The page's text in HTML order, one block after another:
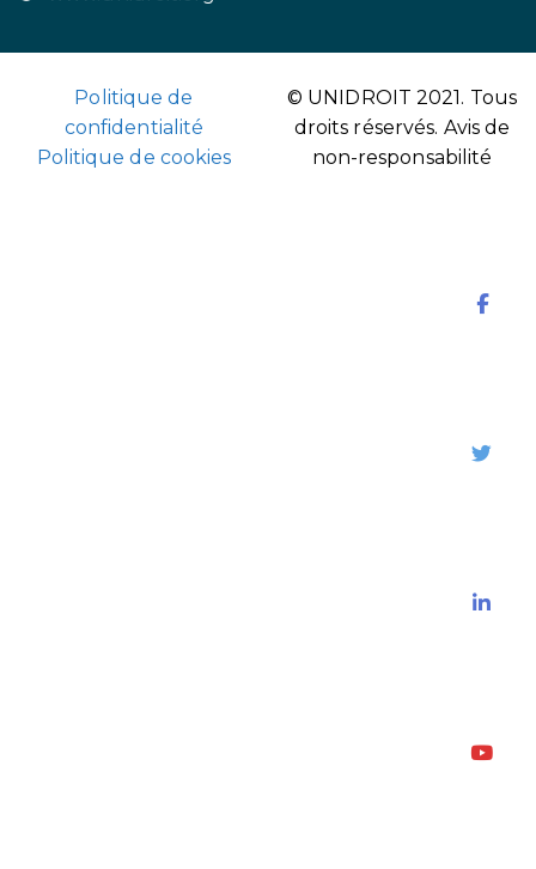
Politique de
confidentialité
Politique de cookies
© UNIDROIT 2021. Tous
droits réservés. Avis de
non-responsabilité